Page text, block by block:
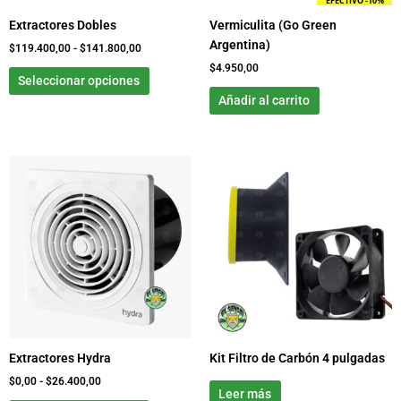
Extractores Dobles
$119.400,00 - $141.800,00
Seleccionar opciones
página
Vermiculita (Go Green
Argentina)
$4.950,00
Añadir al carrito
Extractores Hydra
$0,00 - $26.400,00
precios:
desde
$0,00
hasta
$26.400,00
producto
tiene
múltiples
variantes.
Las
opciones
se
pueden
Kit Filtro de Carbón 4 pulgadas
Leer más